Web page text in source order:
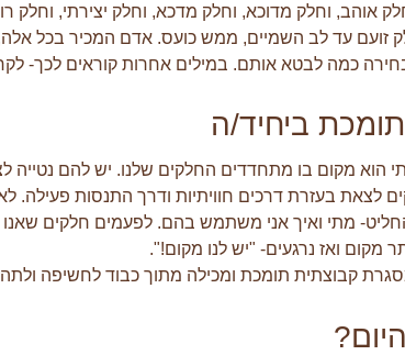
אוהב, וחלק מדוכא, וחלק מדכא, וחלק יצירתי, וחלק
זועם עד לב השמיים, ממש כועס. אדם המכיר בכל
בחירה כמה לבטא אותם. במילים אחרות קוראים לכך-
ביחיד/ה
הוא מקום בו מתחדדים החלקים שלנו. יש להם נטייה
לצאת בעזרת דרכים חוויתיות ודרך התנסות
מתי ואיך אני משתמש בהם. לפעמים חלקים
מקום ואז נרגעים- "יש לנו מקום!".
קבוצתית תומכת ומכילה מתוך כבוד לחשיפה